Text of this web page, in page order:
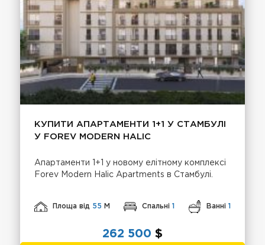
КУПИТИ АПАРТАМЕНТИ 1+1 У СТАМБУЛІ
У FOREV MODERN HALIC
Апартаменти 1+1 у новому елітному комплексі
Forev Modern Halic Apartments в Стамбулі.
Площа від 55 М Спальні 1 Ванні 1
262 500 $